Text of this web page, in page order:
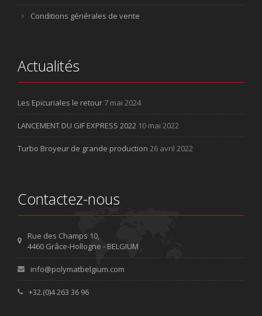
Conditions générales de vente
Actualités
Les Epicuriales le retour 7 mai 2024
LANCEMENT DU GIF EXPRESS 2022 10 mai 2022
Turbo Broyeur de grande production 26 avril 2022
Contactez-nous
Rue des Champs 10,
4460 Grâce-Hollogne - BELGIUM
info@polymatbelgium.com
+32.(0)4 263 36 96